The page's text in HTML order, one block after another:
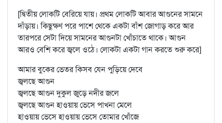
[দ্বিতীয় লোকটি বেরিয়ে যায়। প্রথম লোকটি আবার আগুনের সামনে
দাঁড়ায়। কিছুক্ষণ পরে পাশে থেকে একটা বাঁশ জোগাড় করে আর
তারপরে সেটা দিয়ে সামনের আগুনটা খোঁচাতে থাকে। আগুন
আরও বেশি করে জ্বলে ওঠে। লোকটা একটা গান করতে শুরু করে]
আমার বুকের ভেতর কিসব যেন পুড়িয়ে দেবে
জ্বলছে আগুন
জ্বলছে আগুন দুকুল জুড়ে নদীর জলে
জ্বলছে আগুন হাওয়ায় ভেসে পাখনা মেলে
হাওয়ায় ভেসে হাওয়ায় ভেসে তোমার খোঁজে